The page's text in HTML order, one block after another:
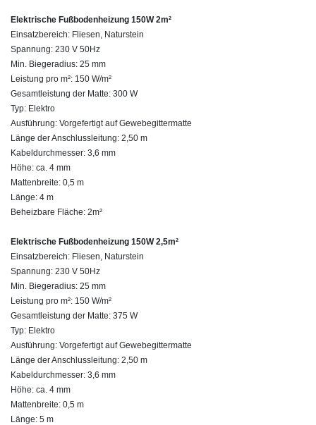
Elektrische Fußbodenheizung 150W 2m²
Einsatzbereich: Fliesen, Naturstein
Spannung: 230 V 50Hz
Min. Biegeradius: 25 mm
Leistung pro m²: 150 W/m²
Gesamtleistung der Matte: 300 W
Typ: Elektro
Ausführung: Vorgefertigt auf Gewebegittermatte
Länge der Anschlussleitung: 2,50 m
Kabeldurchmesser: 3,6 mm
Höhe: ca. 4 mm
Mattenbreite: 0,5 m
Länge: 4 m
Beheizbare Fläche: 2m²
Elektrische Fußbodenheizung 150W 2,5m²
Einsatzbereich: Fliesen, Naturstein
Spannung: 230 V 50Hz
Min. Biegeradius: 25 mm
Leistung pro m²: 150 W/m²
Gesamtleistung der Matte: 375 W
Typ: Elektro
Ausführung: Vorgefertigt auf Gewebegittermatte
Länge der Anschlussleitung: 2,50 m
Kabeldurchmesser: 3,6 mm
Höhe: ca. 4 mm
Mattenbreite: 0,5 m
Länge: 5 m